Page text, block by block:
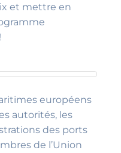
et mettre en
européens
autorités, les
des ports
de l’Union